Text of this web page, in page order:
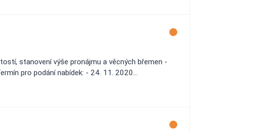
stanovení výše pronájmu a věcných břemen -
pro podání nabídek: - 24. 11. 2020...